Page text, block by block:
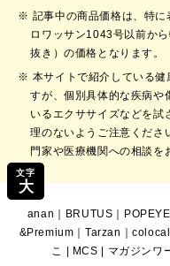
文字
大
記事中の商品価格は、特
ロワッサン1043号以前か
抜き）の価格となります。
本サイトで紹介している
すが、個別具体的な疾病や
いるエクササイズなどを試
理のないようご注意くださ
門家や医療機関への相談を
anan BRUTUS POPEYE
&Premium ｜Tarzan ｜colocal
こ
MCS マガジンワ